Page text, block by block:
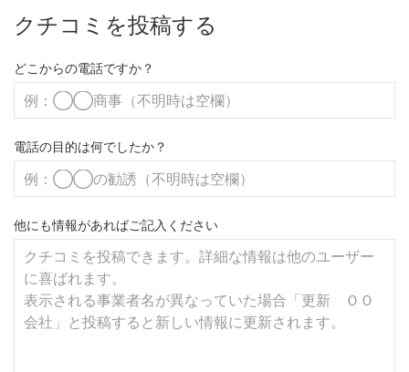
クチコミを投稿する
どこからの電話ですか？
電話の目的は何でしたか？
他にも情報があればご記入ください